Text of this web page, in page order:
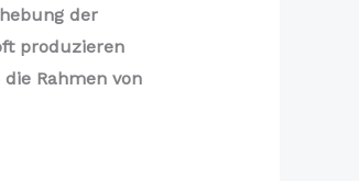
der
produzieren
Rahmen von